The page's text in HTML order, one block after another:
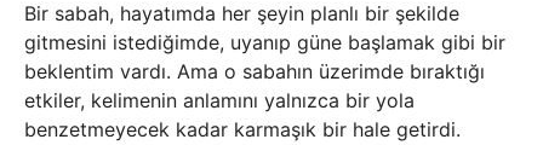
Bir sabah, hayatımda her şeyin planlı bir şekilde
gitmesini istediğimde, uyanıp güne başlamak gibi bir
beklentim vardı. Ama o sabahın üzerimde bıraktığı
etkiler, kelimenin anlamını yalnızca bir yola
benzetmeyecek kadar karmaşık bir hale getirdi.